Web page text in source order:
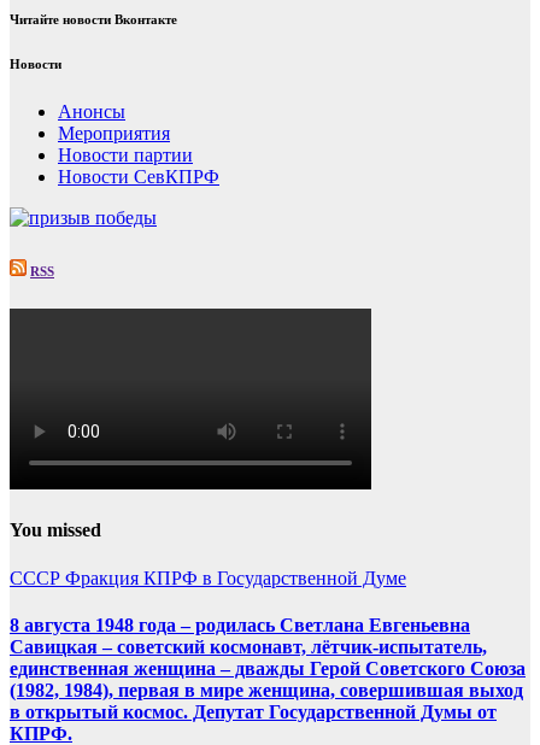
Читайте новости Вконтакте
Новости
Анонсы
Мероприятия
Новости партии
Новости СевКПРФ
RSS
You missed
СССР Фракция КПРФ в Государственной Думе
8 августа 1948 года – родилась Светлана Евгеньевна
Савицкая – советский космонавт, лётчик-испытатель,
единственная женщина – дважды Герой Советского Союза
(1982, 1984), первая в мире женщина, совершившая выход
в открытый космос. Депутат Государственной Думы от
КПРФ.